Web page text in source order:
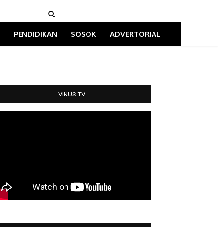
PENDIDIKAN SOSOK ADVERTORIAL
VINUS TV